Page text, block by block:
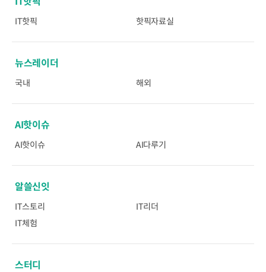
IT핫픽 핫픽자료실
뉴스레이더
국내 해외
AI핫이슈
AI핫이슈 AI다루기
알쓸신잇
IT스토리
IT리더
IT체험
스터디